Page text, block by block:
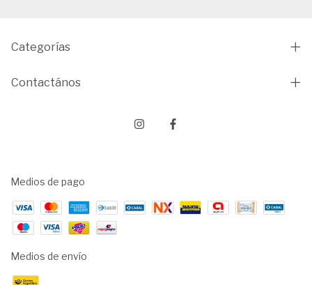
Categorías
Contactános
Medios de pago
Medios de envío